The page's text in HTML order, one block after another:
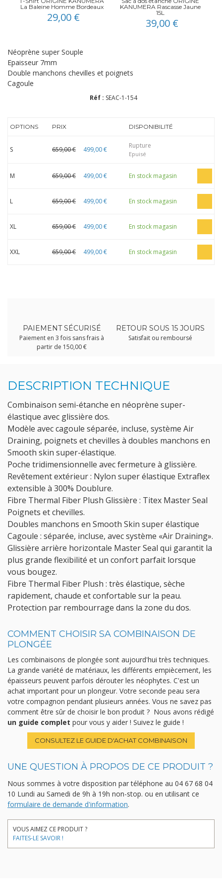
La Baleine Homme Bordeaux
29,00 €
KANUMERA Rascasse Jaune
15L
39,00 €
Néoprène super Souple
Epaisseur 7mm
Double manchons chevilles et poignets
Cagoule
Réf : SEAC-1-154
OPTIONS PRIX DISPONIBILITÉ
S 659,00 € 499,00 € Rupture
Epuisé
M 659,00 € 499,00 € En stock magasin
L 659,00 € 499,00 € En stock magasin
XL 659,00 € 499,00 € En stock magasin
XXL 659,00 € 499,00 € En stock magasin
PAIEMENT SÉCURISÉ
Paiement en 3 fois sans frais à
partir de 150,00 €
RETOUR SOUS 15 JOURS
Satisfait ou remboursé
DESCRIPTION TECHNIQUE
Combinaison semi-étanche en néoprène super-
élastique avec glissière dos.
Modèle avec cagoule séparée, incluse, système Air
Draining, poignets et chevilles à doubles manchons en
Smooth skin super-élastique.
Poche tridimensionnelle avec fermeture à glissière.
Revêtement extérieur : Nylon super élastique Extraflex
extensible à 300% Doublure.
Fibre Thermal Fiber Plush Glissière : Titex Master Seal
Poignets et chevilles.
Doubles manchons en Smooth Skin super élastique
Cagoule : séparée, incluse, avec système «Air Draining».
Glissière arrière horizontale Master Seal qui garantit la
plus grande flexibilité et un confort parfait lorsque
vous bougez.
Fibre Thermal Fiber Plush : très élastique, sèche
rapidement, chaude et confortable sur la peau.
Protection par rembourrage dans la zone du dos.
COMMENT CHOISIR SA COMBINAISON DE
PLONGÉE
Les combinaisons de plongée sont aujourd'hui très techniques.
La grande variété de matériaux, les différents empiècement, les
épaisseurs peuvent parfois dérouter les néophytes. C'est un
achat important pour un plongeur. Votre seconde peau sera
votre compagnon pendant plusieurs années. Vous ne savez pas
comment être sûr de choisir le bon produit ? Nous avons rédigé
un guide complet pour vous y aider ! Suivez le guide !
CONSULTEZ LE GUIDE D'ACHAT COMBINAISON
UNE QUESTION À PROPOS DE CE PRODUIT ?
Nous sommes à votre disposition par téléphone au 04 67 68 04
10 Lundi au Samedi de 9h à 19h non-stop. ou en utilisant ce
formulaire de demande d'information.
VOUS AIMEZ CE PRODUIT ?
FAITES-LE SAVOIR !